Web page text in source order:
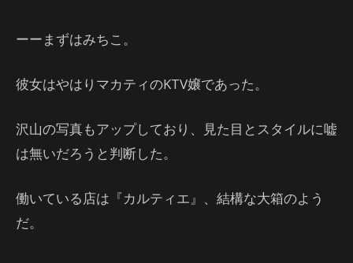
ーーまずはみちこ。
彼女はやはりマカティのKTV嬢であった。
沢山の写真もアップしており、見た目とスタイルに嘘
は無いだろうと判断した。
働いている店は『カルティエ』、結構な大箱のよう
だ。